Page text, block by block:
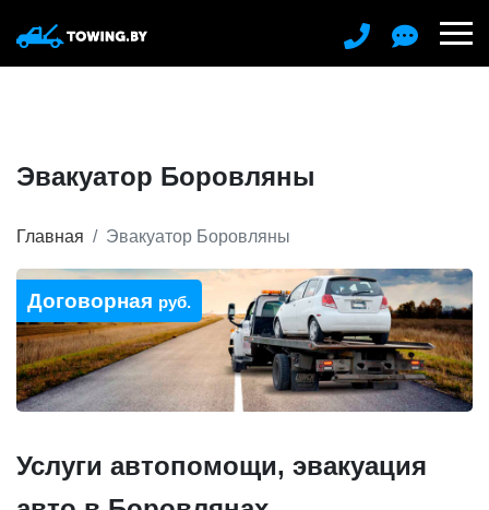
Эвакуатор Боровляны
Главная Эвакуатор Боровляны
Договорная руб.
Услуги автопомощи, эвакуация